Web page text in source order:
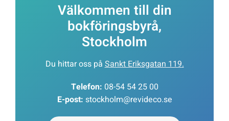
Välkommen till din
bokföringsbyrå,
Stockholm
Du hittar oss på Sankt Eriksgatan 119.
Telefon: 08-54 54 25 00
E-post: stockholm@revideco.se